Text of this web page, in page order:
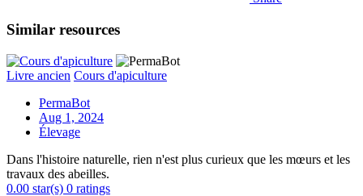
Similar resources
Livre ancien Cours d'apiculture
PermaBot
Aug 1, 2024
Élevage
Dans l'histoire naturelle, rien n'est plus curieux que les mœurs et les
travaux des abeilles.
0.00 star(s) 0 ratings